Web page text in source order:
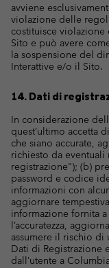
avviene
violazione delle
costituisce
Sito e può avere
la sospensione del
Interattive e/o il Sito.
14. Dati di
In considerazione
quest’ultimo accetta
che siano accurate,
richiesto da
registrazione"); (b)
password e codice
informazioni con
aggiornare
informazione fornita
l’accuratezza,
assumere il rischio di
Dati di Registrazione
dall’utente a